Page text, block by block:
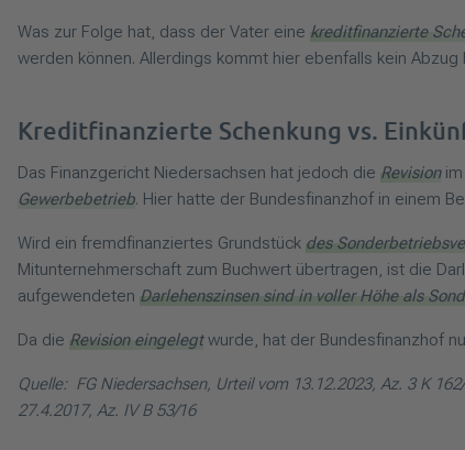
Was zur Folge hat, dass der Vater eine kreditfinanzierte
werden können. Allerdings kommt hier ebenfalls kein
Kreditfinanzierte Schenkung vs.
Das Finanzgericht Niedersachsen hat jedoch die Revisionim
Gewerbebetrieb. Hier hatte der Bundesfinanzhof in einem
Wird ein fremdfinanziertes Grundstück des
Mitunternehmerschaft zum Buchwert übertragen, ist die
aufgewendeten Darlehenszinsen sind in voller Höhe als
Da die Revision eingelegtwurde, hat der Bundesfinanzhof
Quelle: FG Niedersachsen, Urteil vom 13.12.2023, Az. 3 K
27.4.2017, Az. IV B 53/16